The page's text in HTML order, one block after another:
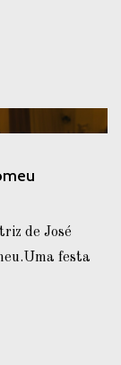
de José
festa